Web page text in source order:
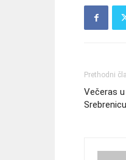
Prethodni
Večeras